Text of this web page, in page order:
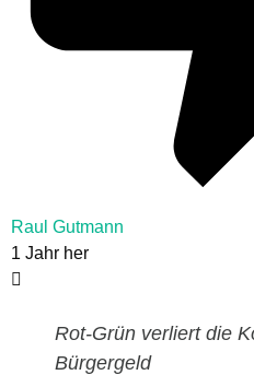
Raul Gutmann
1 Jahr her
Rot-Grün verliert die
Bürgergeld